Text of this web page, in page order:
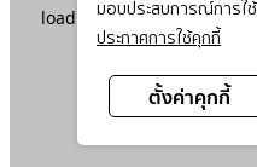
มอบประสบการณ์การใ
ประกาศการใช้คุกกี้
ตั้งค่าคุกกี้
loadingwww.ktc.co.th